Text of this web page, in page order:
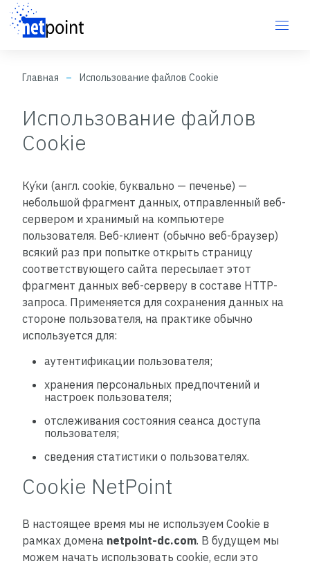
Главная Использование файлов Cookie
Использование файлов
Cookie
Ку́ки (англ. cookie, буквально — печенье) —
небольшой фрагмент данных, отправленный веб-
сервером и хранимый на компьютере
пользователя. Веб-клиент (обычно веб-браузер)
всякий раз при попытке открыть страницу
соответствующего сайта пересылает этот
фрагмент данных веб-серверу в составе HTTP-
запроса. Применяется для сохранения данных на
стороне пользователя, на практике обычно
используется для:
аутентификации пользователя;
хранения персональных предпочтений и
настроек пользователя;
отслеживания состояния сеанса доступа
пользователя;
сведения статистики о пользователях.
Cookie NetPoint
В настоящее время мы не используем Cookie в
рамках домена netpoint-dc.com. В будущем мы
можем начать использовать cookie, если это